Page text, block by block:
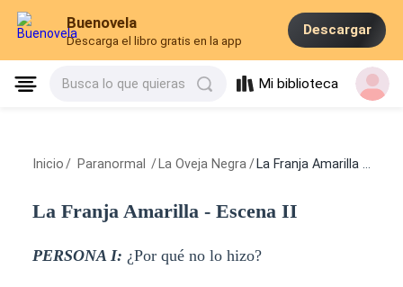
Buenovela
Descarga el libro gratis en la app
Descargar
Busca lo que quieras Mi biblioteca
Inicio / Paranormal / La Oveja Negra / La Franja Amarilla - Escena II
La Franja Amarilla - Escena II
PERSONA I: ¿Por qué no lo hizo?